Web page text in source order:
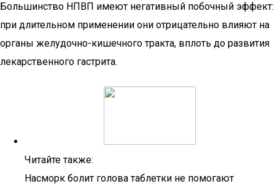
Большинство НПВП имеют негативный побочный эффект:
при длительном применении они отрицательно влияют на
органы желудочно-кишечного тракта, вплоть до развития
лекарственного гастрита.
Читайте также:
Насморк болит голова таблетки не помогают